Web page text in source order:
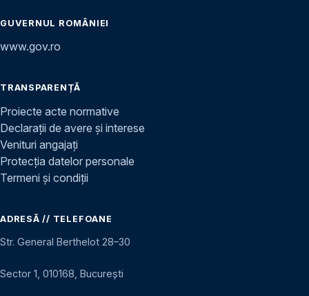
GUVERNUL ROMÂNIEI
www.gov.ro
TRANSPARENȚĂ
Proiecte acte normative
Declarații de avere și interese
Venituri angajați
Protecția datelor personale
Termeni și condiții
ADRESĂ // TELEFOANE
Str. General Berthelot 28–30
Sector 1, 010168, București